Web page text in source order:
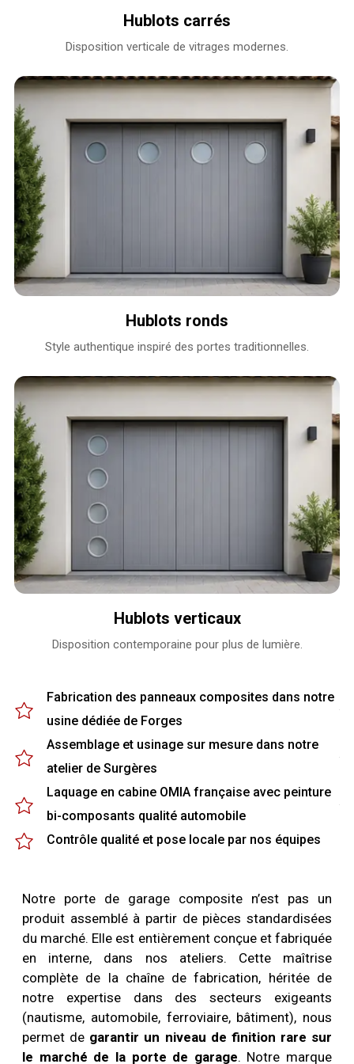
Notre porte de garage composite n’est pas un
produit assemblé à partir de pièces standardisées
du marché. Elle est entièrement conçue et fabriquée
en interne, dans nos ateliers. Cette maîtrise
complète de la chaîne de fabrication, héritée de
notre expertise dans des secteurs exigeants
(nautisme, automobile, ferroviaire, bâtiment), nous
permet de garantir un niveau de finition rare sur
le marché de la porte de garage. Notre marque
Hublots carrés
Disposition verticale de vitrages modernes.
Hublots ronds
Style authentique inspiré des portes traditionnelles.
Hublots verticaux
Disposition contemporaine pour plus de lumière.
Fabrication des panneaux composites dans notre
usine dédiée de Forges
Assemblage et usinage sur mesure dans notre
atelier de Surgères
Laquage en cabine OMIA française avec peinture
bi-composants qualité automobile
Contrôle qualité et pose locale par nos équipes